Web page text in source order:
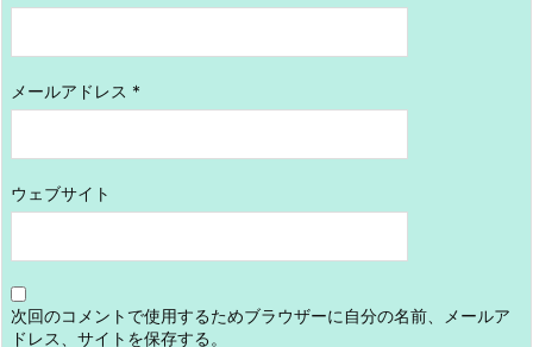
メールアドレス *
ウェブサイト
次回のコメントで使用するためブラウザーに自分の名前、メールア
ドレス、サイトを保存する。